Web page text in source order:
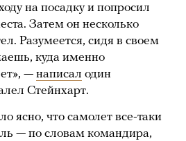
на посадку и попросил
Затем он несколько
Разумеется, сидя в своем
куда именно
— написал один
Стейнхарт.
ясно, что самолет все-таки
— по словам командира,